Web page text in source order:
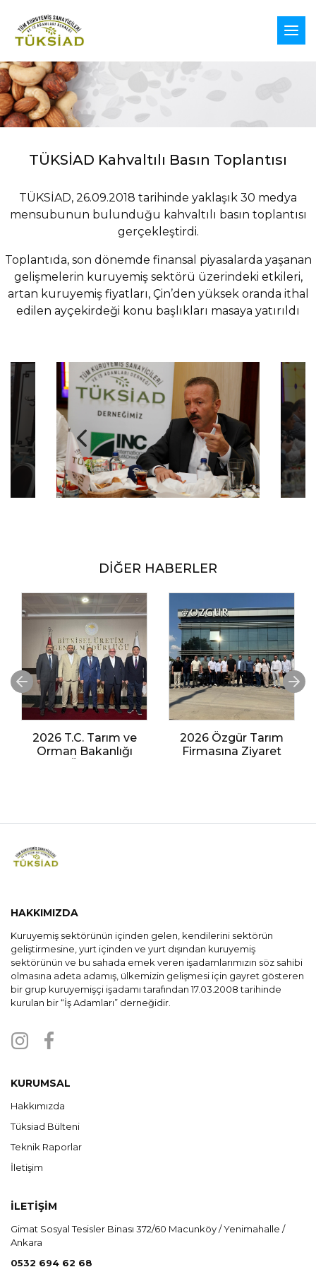
TÜKSİAD Kahvaltılı Basın Toplantısı
TÜKSİAD, 26.09.2018 tarihinde yaklaşık 30 medya
mensubunun bulunduğu kahvaltılı basın toplantısı
gerçekleştirdi.
Toplantıda, son dönemde finansal piyasalarda yaşanan
gelişmelerin kuruyemiş sektörü üzerindeki etkileri,
artan kuruyemiş fiyatları, Çin’den yüksek oranda ithal
edilen ayçekirdeği konu başlıkları masaya yatırıldı
DİĞER HABERLER
2026 T.C. Tarım ve
Orman Bakanlığı
2026 Özgür Tarım
Firmasına Ziyaret
HAKKIMIZDA
Kuruyemiş sektörünün içinden gelen, kendilerini sektörün
geliştirmesine, yurt içinden ve yurt dışından kuruyemiş
sektörünün ve bu sahada emek veren işadamlarımızın söz sahibi
olmasına adeta adamış, ülkemizin gelişmesi için gayret gösteren
bir grup kuruyemişçi işadamı tarafından 17.03.2008 tarihinde
kurulan bir “İş Adamları” derneğidir.
KURUMSAL
Hakkımızda
Tüksiad Bülteni
Teknik Raporlar
İletişim
İLETİŞİM
Gimat Sosyal Tesisler Binası 372/60 Macunköy / Yenimahalle /
Ankara
0532 694 62 68